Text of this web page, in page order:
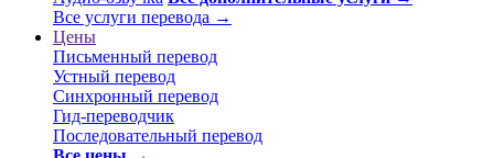
Все услуги перевода →
Цены
Письменный перевод
Устный перевод
Синхронный перевод
Гид-переводчик
Последовательный перевод